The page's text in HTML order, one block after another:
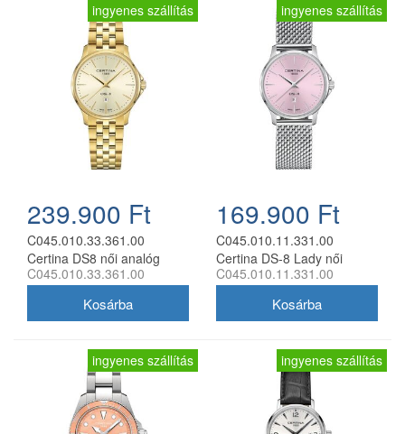
ingyenes szállítás
239.900 Ft
C045.010.33.361.00
Certina DS8 női analóg
karóra
C045.010.33.361.00
ingyenes szállítás
169.900 Ft
C045.010.11.331.00
Certina DS-8 Lady női
analóg karóra
C045.010.11.331.00
ingyenes szállítás ingyenes szállítás